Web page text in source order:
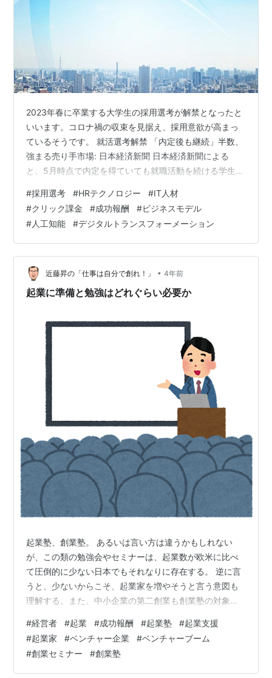
2023年春に卒業する大学生の採用選考が解禁となったと
いいます。コロナ禍の収束を見据え、採用意欲が高まっ
ているそうです。 就活選考解禁 「内定後も継続」半数、
強まる売り手市場: 日本経済新聞 日本経済新聞による
と、5月時点で内定を得ていても就職活動を続ける学生は
いいます。いい傾向なのかもしれません。この傾向を長
く続けられるようにしていかなかければならないのでし
ょう。 求人広告、人材派遣、ITソリューションなどのサ
ービスを手掛けるリクルートグループの持株会社リクル
ートホールディングスは2022年3月期連結の売り上げ、
利益とも過去最高となったそうで…
#採用選考 #HRテクノロジー #IT人材
#クリック課金 #成功報酬 #ビジネスモデル
#人工知能 #デジタルトランスフォーメーション
近藤昇の「仕事は自分で創れ！」 • 4年前
起業に準備と勉強はどれぐらい必要か
起業塾、創業塾。 あるいは言い方は違うかもしれない
が、この類の勉強会やセミナーは、起業数が欧米に比べ
て圧倒的に少ない日本でもそれなりに存在する。 逆に言
うと、少ないからこそ、起業家を増やそうと言う意図も
理解する。また、中小企業の第二創業も創業塾の対象と
達はなかなかしんどいものがあると思う。 だから、学ぶ
ことは大切だ。 とは言え、起業は特殊な行いだ。一つの
根拠は、世の中で働く人で、起業する人は少ない。 多
分、１０人に一人はいないと思う。 一般的な仕事を学ぶ
#経営者 #起業 #成功報酬 #起業塾 #起業支援
#起業家 #ベンチャー企業 #ベンチャーブーム
#創業セミナー #創業塾